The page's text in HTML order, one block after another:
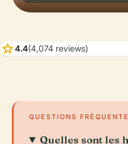
star4.4(4,074 reviews)
QUESTIONS
Quelles sont les